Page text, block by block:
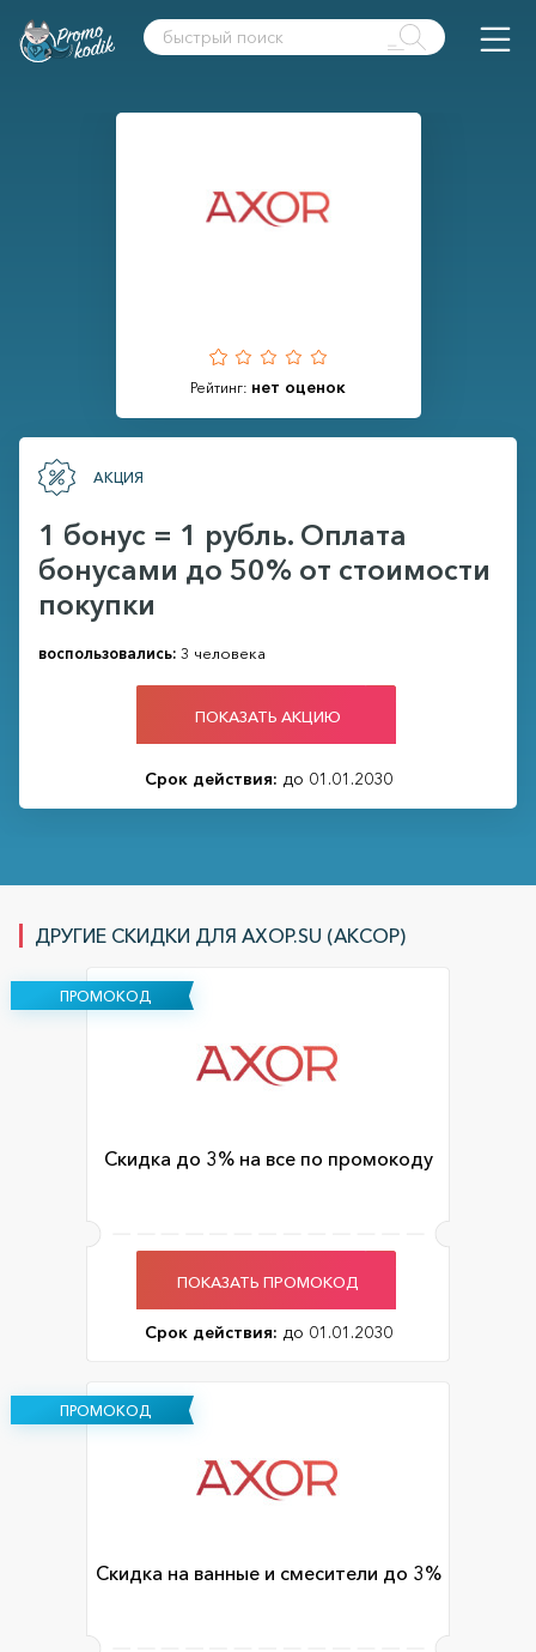
Рейтинг: нет оценок
АКЦИЯ
1 бонус = 1 рубль. Оплата
бонусами до 50% от стоимости
покупки
воспользовались: 3 человека
ПОКАЗАТЬ АКЦИЮ
Срок действия: до 01.01.2030
ДРУГИЕ СКИДКИ ДЛЯ AXOP.SU (АКСОР)
ПРОМОКОД
Скидка до 3% на все по промокоду
ПОКАЗАТЬ ПРОМОКОД
Срок действия: до 01.01.2030
ПРОМОКОД
Скидка на ванные и смесители до 3%